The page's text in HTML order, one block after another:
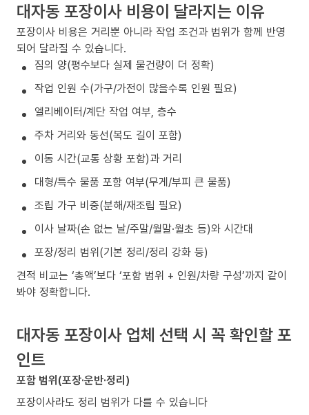
대자동 포장이사 비용이 달라지는 이유
포장이사 비용은 거리뿐 아니라 작업 조건과 범위가 함께 반영
되어 달라질 수 있습니다.
짐의 양(평수보다 실제 물건량이 더 정확)
작업 인원 수(가구/가전이 많을수록 인원 필요)
엘리베이터/계단 작업 여부, 층수
주차 거리와 동선(복도 길이 포함)
이동 시간(교통 상황 포함)과 거리
대형/특수 물품 포함 여부(무게/부피 큰 물품)
조립 가구 비중(분해/재조립 필요)
이사 날짜(손 없는 날/주말/월말·월초 등)와 시간대
포장/정리 범위(기본 정리/정리 강화 등)
견적 비교는 ‘총액’보다 ‘포함 범위 + 인원/차량 구성’까지 같이
봐야 정확합니다.
대자동 포장이사 업체 선택 시 꼭 확인할 포
인트
포함 범위(포장·운반·정리)
포장이사라도 정리 범위가 다를 수 있습니다